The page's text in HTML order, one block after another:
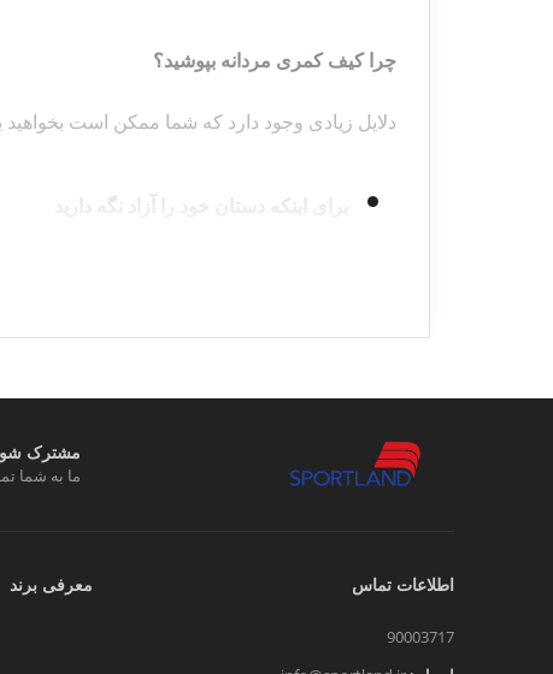
چرا کیف کمری مردانه بپوشید؟
دلایل زیادی وجود دارد که شما ممکن است
برای اینکه دستان خود را آزاد نگه دارید
شما این امکان را می‌دهد که دستان خود را برای
برای ایمن نگه داشتن وسایل خود
کیف کمری راهی عالی برای ایمن نگه داشتن
یک کیف کمری مردانه اسپرت راهی عالی برای
کنید.
مشترک
ما به شما
اطلاعات تماس
90003717
معرفی برند